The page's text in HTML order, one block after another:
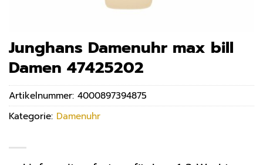
Junghans Damenuhr max bill
Damen 47425202
Artikelnummer: 4000897394875
Kategorie: Damenuhr